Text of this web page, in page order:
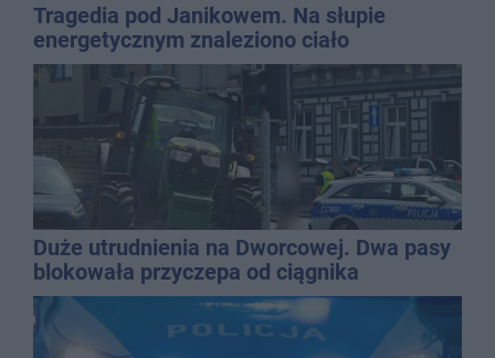
Tragedia pod Janikowem. Na słupie
energetycznym znaleziono ciało
mężczyzny
Duże utrudnienia na Dworcowej. Dwa pasy
blokowała przyczepa od ciągnika